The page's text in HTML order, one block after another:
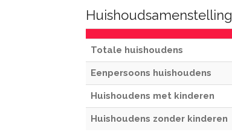
Huishoudsamenstelling
Totale huishoudens
Eenpersoons huishoudens
Huishoudens met kinderen
Huishoudens zonder kinderen